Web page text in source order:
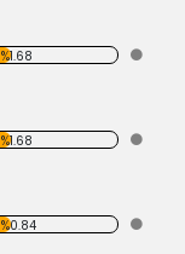
%1.68
%1.68
%0.84